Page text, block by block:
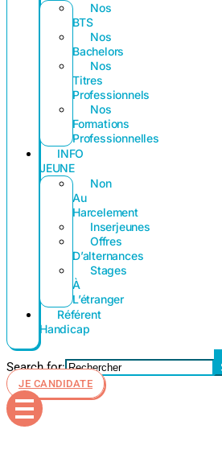
Nos
BTS
Nos
Bachelors
Nos
Titres
Professionnels
Nos
Formations
Professionnelles
INFO
JEUNE
Non
Au
Harcelement
Inserjeunes
Offres
D’alternances
Stages
À
L’étranger
Référent
Handicap
Search for:
JE CANDIDATE